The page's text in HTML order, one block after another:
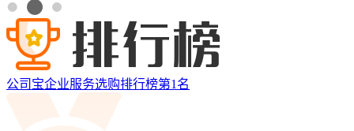
公司宝企业服务选购排行榜第1 名